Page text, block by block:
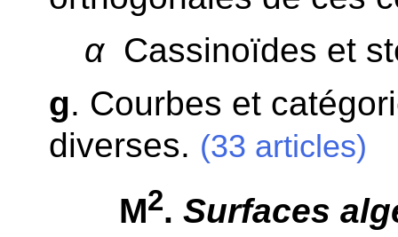
αCassinoïdes et
g. Courbes et
diverses. (33 articles)
M2. Surfaces